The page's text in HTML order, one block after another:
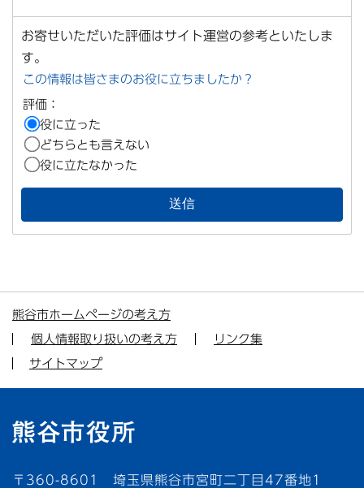
お寄せいただいた評価はサイト運営の参考といたしま
す。
この情報は皆さまのお役に立ちましたか？
評価：
役に立った
どちらとも言えない
役に立たなかった
熊谷市ホームページの考え方
個人情報取り扱いの考え方
リンク集
サイトマップ
〒360-8601 埼玉県熊谷市宮町二丁目47番地1